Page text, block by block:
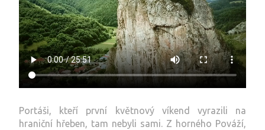
Portáši, kteří první květnový víkend vyrazili na
hraniční hřeben, tam nebyli sami. Z horného Pováží,